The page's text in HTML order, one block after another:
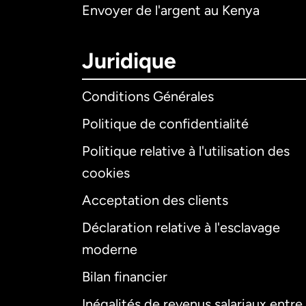
Envoyer de l'argent au Kenya
Juridique
Conditions Générales
Politique de confidentialité
Politique relative à l'utilisation des
cookies
Acceptation des clients
Déclaration relative à l'esclavage
moderne
Bilan financier